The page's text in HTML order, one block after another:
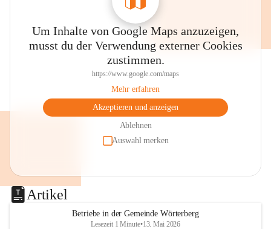
Um Inhalte von Google Maps anzuzeigen,
musst du der Verwendung externer Cookies
zustimmen.
https://www.google.com/maps
Mehr erfahren
Akzeptieren und anzeigen
Ablehnen
Auswahl merken
Artikel
Betriebe in der Gemeinde Wörterberg
Lesezeit 1 Minute•13. Mai 2026